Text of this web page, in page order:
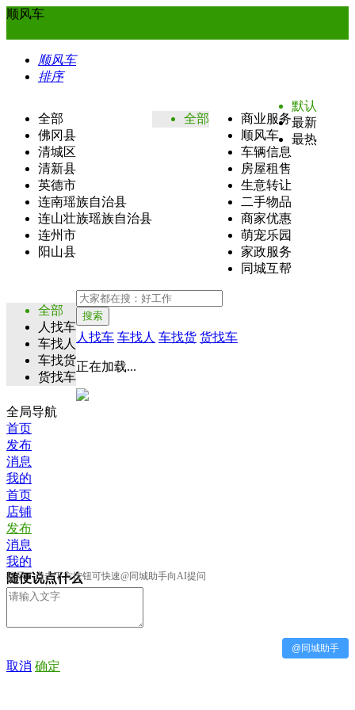
顺风车
顺风车
排序
全部
佛冈县
清城区
清新县
英德市
连南瑶族自治县
连山壮族瑶族自治县
连州市
阳山县
全部
商业服务
顺风车
车辆信息
房屋租售
生意转让
二手物品
商家优惠
萌宠乐园
家政服务
同城互帮
全部
人找车
车找人
车找货
货找车
默认
最新
最热
搜索
人找车 车找人 车找货 货找车
正在加载...
全局导航
首页
发布
消息
我的
首页
店铺
发布
消息
我的
随便说点什么
提示：点击下方按钮可快速@同城助手向AI提问
@同城助手
取消 确定